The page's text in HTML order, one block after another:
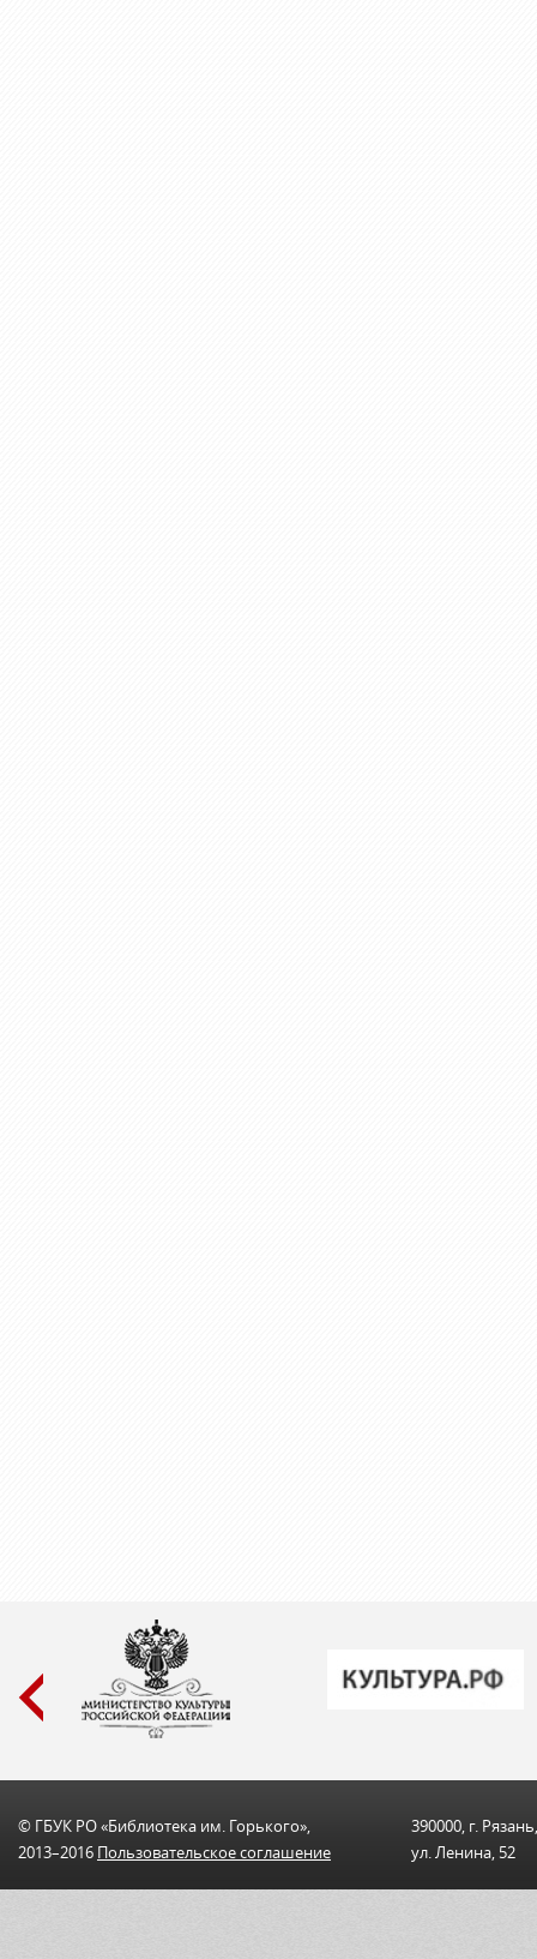
© ГБУК РО «Библиотека им. Горького»,
2013–2016 Пользовательскоe соглашениe
390000, г. Рязань,
ул. Ленина, 52